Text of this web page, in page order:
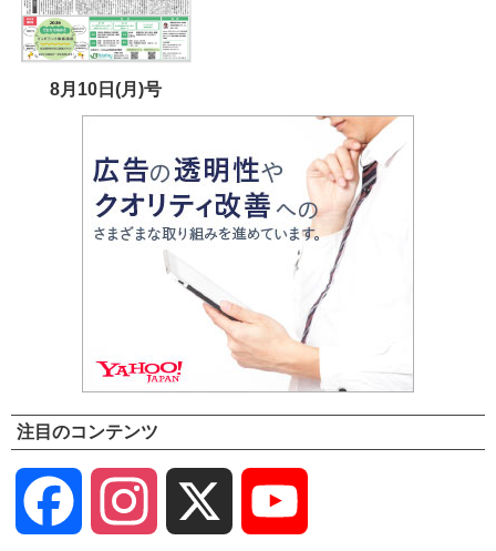
8月10日(月)号
注目のコンテンツ
Facebook Instagram